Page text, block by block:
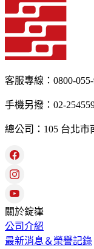
客服專線：0800-
手機另撥：02-
總公司：105 台北市
關於錠嵂
公司介紹
最新消息＆榮譽記錄